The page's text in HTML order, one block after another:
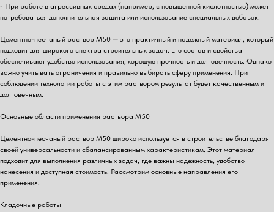
- При работе в агрессивных средах (например, с повышенной кислотностью) может
потребоваться дополнительная защита или использование специальных добавок.
Цементно-песчаный раствор М50 — это практичный и надежный материал, который
подходит для широкого спектра строительных задач. Его состав и свойства
обеспечивают удобство использования, хорошую прочность и долговечность. Однако
важно учитывать ограничения и правильно выбирать сферу применения. При
соблюдении технологии работы с этим раствором результат будет качественным и
долговечным.
Основные области применения раствора М50
Цементно-песчаный раствор М50 широко используется в строительстве благодаря
своей универсальности и сбалансированным характеристикам. Этот материал
подходит для выполнения различных задач, где важны надежность, удобство
нанесения и доступная стоимость. Рассмотрим основные направления его
применения.
Кладочные работы